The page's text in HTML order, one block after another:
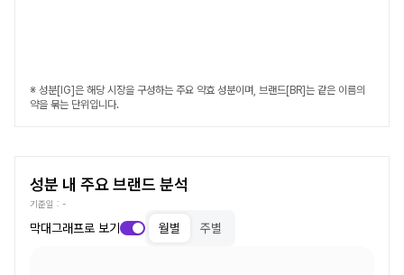
※ 성분[IG]은 해당 시장을 구성하는 주요 약효 성분이며, 브랜드[BR]는 같은 이름의
약을 묶는 단위입니다.
성분 내 주요 브랜드 분석
기준일 : -
막대그래프로 보기 월별 주별